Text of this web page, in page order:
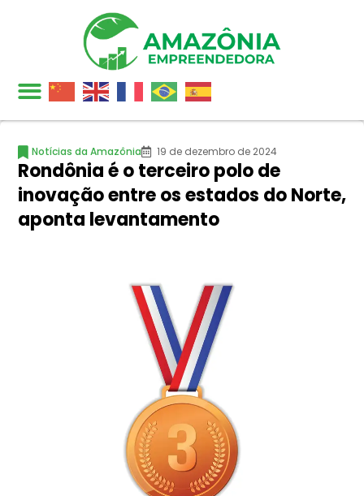
Notícias da Amazônia 19 de dezembro de 2024
Rondônia é o terceiro polo de
inovação entre os estados do Norte,
aponta levantamento